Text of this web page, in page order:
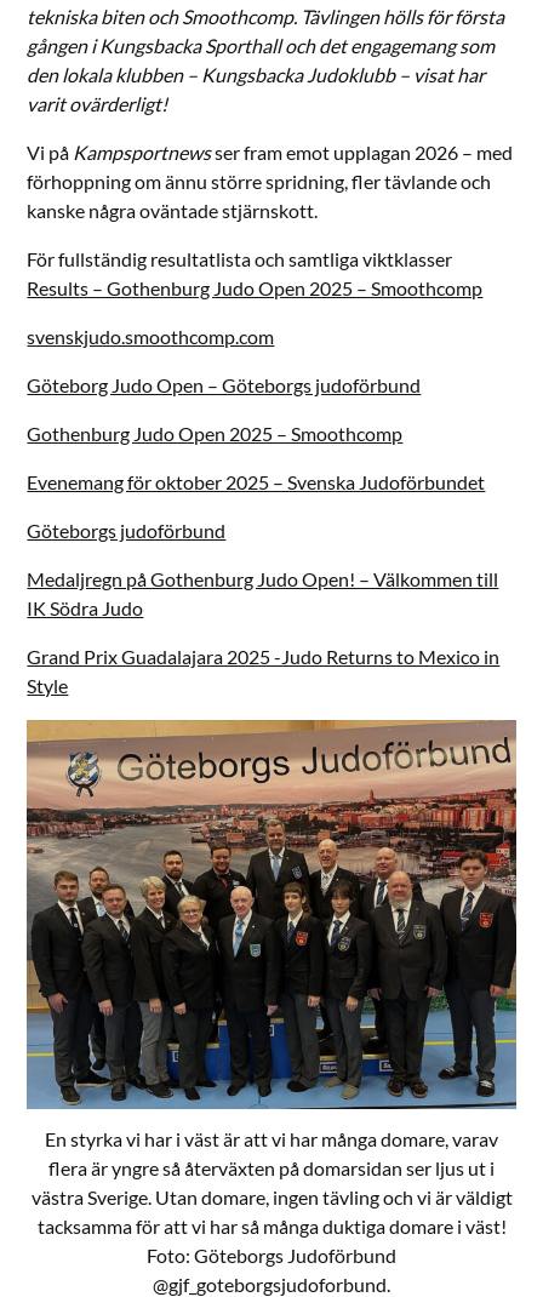
tekniska biten och Smoothcomp. Tävlingen hölls för första
gången i Kungsbacka Sporthall och det engagemang som
den lokala klubben – Kungsbacka Judoklubb – visat har
varit ovärderligt!
Vi på Kampsportnewsser fram emot upplagan 2026 – med
förhoppning om ännu större spridning, fler tävlande och
kanske några oväntade stjärnskott.
För fullständig resultatlista och samtliga viktklasser
Results – Gothenburg Judo Open 2025 – Smoothcomp
svenskjudo.smoothcomp.com
Göteborg Judo Open – Göteborgs judoförbund
Gothenburg Judo Open 2025 – Smoothcomp
Evenemang för oktober 2025 – Svenska Judoförbundet
Göteborgs judoförbund
Medaljregn på Gothenburg Judo Open! – Välkommen till
IK Södra Judo
Grand Prix Guadalajara 2025 -Judo Returns to Mexico in
Style
En styrka vi har i väst är att vi har många domare, varav
flera är yngre så återväxten på domarsidan ser ljus ut i
västra Sverige. Utan domare, ingen tävling och vi är väldigt
tacksamma för att vi har så många duktiga domare i väst!
Foto: Göteborgs Judoförbund
@gjf_goteborgsjudoforbund.